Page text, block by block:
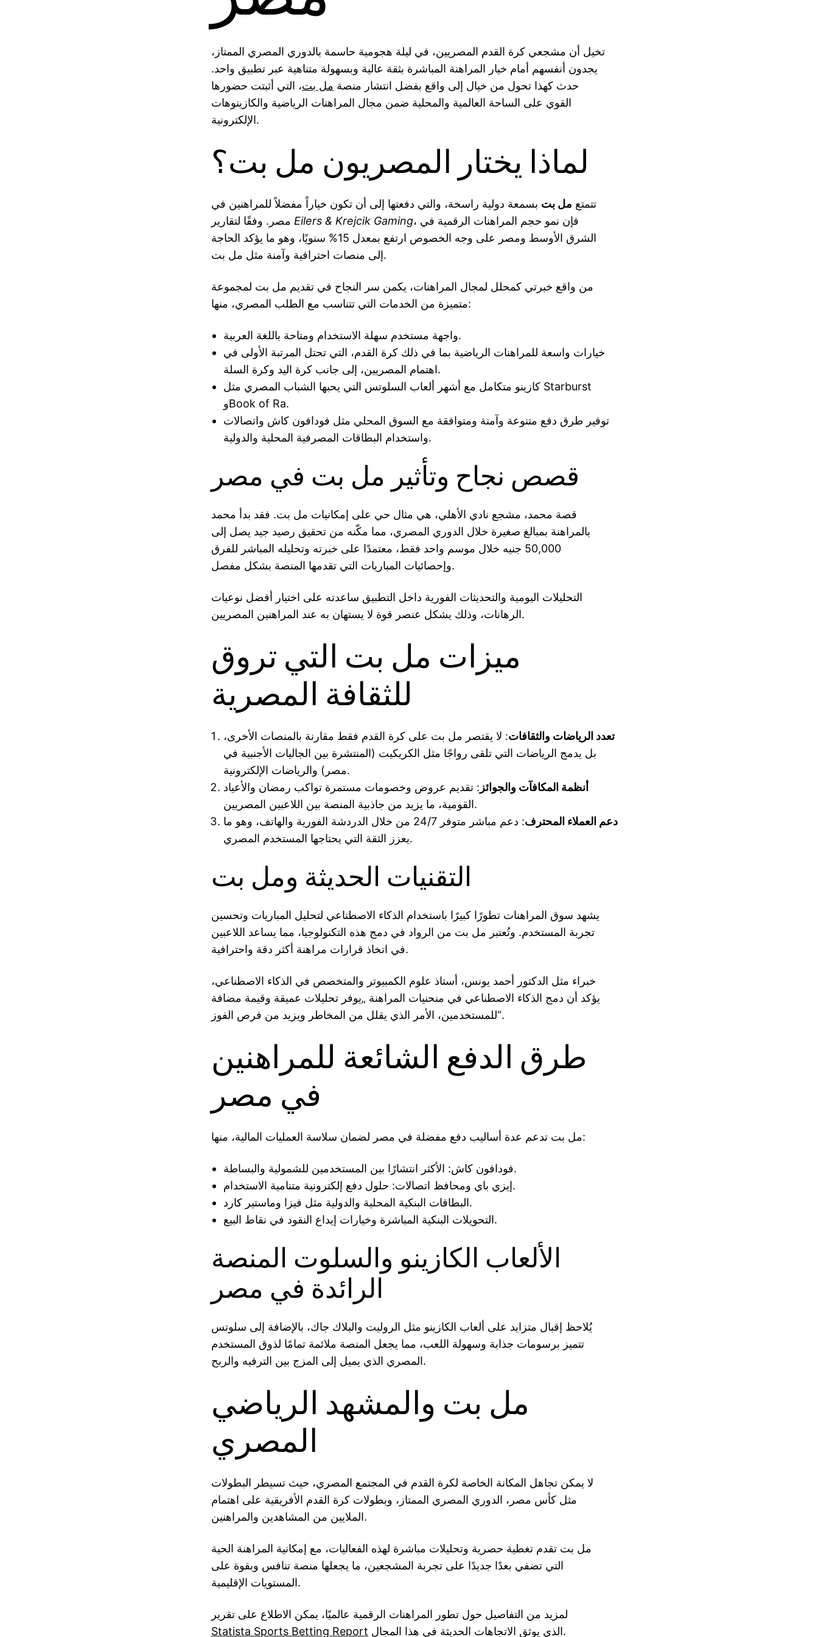
تخيل أن مشجعي كرة القدم المصريين، في ليلة هجومية حاسمة بالدوري المصري الممتاز،
يجدون أنفسهم أمام خيار المراهنة المباشرة بثقة عالية وبسهولة متناهية عبر تطبيق واحد.
حدث كهذا تحول من خيال إلى واقع بفضل انتشار منصة مل بت، التي أثبتت حضورها
القوي على الساحة العالمية والمحلية ضمن مجال المراهنات الرياضية والكازينوهات
الإلكترونية.
لماذا يختار المصريون مل بت؟
تتمتع مل بت بسمعة دولية راسخة، والتي دفعتها إلى أن تكون خياراً مفضلاً للمراهنين في
Eilers & Krejcik Gaming، فإن نمو حجم المراهنات الرقمية في
الشرق الأوسط ومصر على وجه الخصوص ارتفع بمعدل 15% سنويًا، وهو ما يؤكد الحاجة
إلى منصات احترافية وآمنة مثل مل بت.
من واقع خبرتي كمحلل لمجال المراهنات، يكمن سر النجاح في تقديم مل بت لمجموعة
متميزة من الخدمات التي تتناسب مع الطلب المصري، منها:
واجهة مستخدم سهلة الاستخدام ومتاحة باللغة العربية.
خيارات واسعة للمراهنات الرياضية بما في ذلك كرة القدم، التي تحتل المرتبة الأولى في
اهتمام المصريين، إلى جانب كرة اليد وكرة السلة.
كازينو متكامل مع أشهر ألعاب السلوتس التي يحبها الشباب المصري مثل Starburst
وBook of Ra.
توفير طرق دفع متنوعة وآمنة ومتوافقة مع السوق المحلي مثل فودافون كاش واتصالات
واستخدام البطاقات المصرفية المحلية والدولية.
قصص نجاح وتأثير مل بت في مصر
قصة محمد، مشجع نادي الأهلي، هي مثال حي على إمكانيات مل بت. فقد بدأ محمد
بالمراهنة بمبالغ صغيرة خلال الدوري المصري، مما مكّنه من تحقيق رصيد جيد يصل إلى
50,000 جنيه خلال موسم واحد فقط، معتمدًا على خبرته وتحليله المباشر للفرق
وإحصائيات المباريات التي تقدمها المنصة بشكل مفصل.
التحليلات اليومية والتحديثات الفورية داخل التطبيق ساعدته على اختيار أفضل نوعيات
الرهانات، وذلك يشكل عنصر قوة لا يستهان به عند المراهنين المصريين.
ميزات مل بت التي تروق
للثقافة المصرية
تعدد الرياضات والثقافات: لا يقتصر مل بت على كرة القدم فقط مقارنة بالمنصات الأخرى،
بل يدمج الرياضات التي تلقى رواجًا مثل الكريكيت (المنتشرة بين الجاليات الأجنبية في
مصر) والرياضات الإلكترونية.
أنظمة المكافآت والجوائز : تقديم عروض وخصومات مستمرة تواكب رمضان والأعياد
القومية، ما يزيد من جاذبية المنصة بين اللاعبين المصريين.
دعم العملاء المحترف
: دعم مباشر متوفر 24/7 من خلال الدردشة الفورية والهاتف، وهو ما
يعزز الثقة التي يحتاجها المستخدم المصري.
التقنيات الحديثة ومل بت
يشهد سوق المراهنات تطورًا كبيرًا باستخدام الذكاء الاصطناعي لتحليل المباريات وتحسين
تجربة المستخدم. وتُعتبر مل بت من الرواد في دمج هذه التكنولوجيا، مما يساعد اللاعبين
في اتخاذ قرارات مراهنة أكثر دقة واحترافية.
خبراء مثل الدكتور أحمد يونس، أستاذ علوم الكمبيوتر والمتخصص في الذكاء الاصطناعي،
يؤكد أن دمج الذكاء الاصطناعي في منحنيات المراهنة „يوفر تحليلات عميقة وقيمة مضافة
للمستخدمين، الأمر الذي يقلل من المخاطر ويزيد من فرص الفوز“.
طرق الدفع الشائعة للمراهنين
في مصر
مل بت تدعم عدة أساليب دفع مفضلة في مصر لضمان سلاسة العمليات المالية، منها:
فودافون كاش: الأكثر انتشارًا بين المستخدمين للشمولية والبساطة.
إيزي باي ومحافظ اتصالات: حلول دفع إلكترونية متنامية الاستخدام.
البطاقات البنكية المحلية والدولية مثل فيزا وماستير كارد.
التحويلات البنكية المباشرة وخيارات إيداع النقود في نقاط البيع.
الألعاب الكازينو والسلوت المنصة
الرائدة في مصر
يُلاحظ إقبال متزايد على ألعاب الكازينو مثل الروليت والبلاك جاك، بالإضافة إلى سلوتس
تتميز برسومات جذابة وسهولة اللعب، مما يجعل المنصة ملائمة تمامًا لذوق المستخدم
المصري الذي يميل إلى المزج بين الترفيه والربح.
مل بت والمشهد الرياضي
المصري
لا يمكن تجاهل المكانة الخاصة لكرة القدم في المجتمع المصري، حيث تسيطر البطولات
مثل كأس مصر، الدوري المصري الممتاز، وبطولات كرة القدم الأفريقية على اهتمام
الملايين من المشاهدين والمراهنين.
مل بت تقدم تغطية حصرية وتحليلات مباشرة لهذه الفعاليات، مع إمكانية المراهنة الحية
التي تضفي بعدًا جديدًا على تجربة المشجعين، ما يجعلها منصة تنافس وبقوة على
المستويات الإقليمية.
لمزيد من التفاصيل حول تطور المراهنات الرقمية عالميًا، يمكن الاطلاع على تقرير
Statista Sports Betting Report
الذي يوثق الاتجاهات الحديثة في هذا المجال.